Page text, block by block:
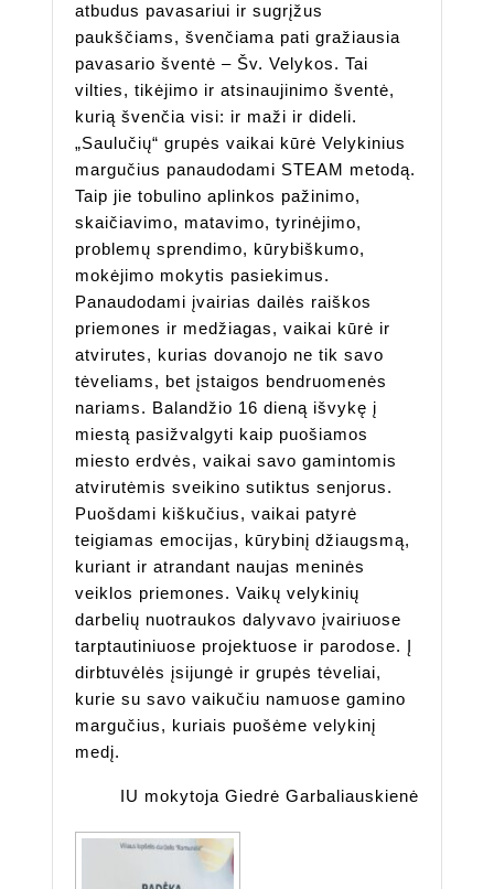
atbudus pavasariui ir sugrįžus
paukščiams, švenčiama pati gražiausia
pavasario šventė – Šv. Velykos. Tai
vilties, tikėjimo ir atsinaujinimo šventė,
kurią švenčia visi: ir maži ir dideli.
„Saulučių“ grupės vaikai kūrė Velykinius
margučius panaudodami STEAM metodą.
Taip jie tobulino aplinkos pažinimo,
skaičiavimo, matavimo, tyrinėjimo,
problemų sprendimo, kūrybiškumo,
mokėjimo mokytis pasiekimus.
Panaudodami įvairias dailės raiškos
priemones ir medžiagas, vaikai kūrė ir
atvirutes, kurias dovanojo ne tik savo
tėveliams, bet įstaigos bendruomenės
nariams. Balandžio 16 dieną išvykę į
miestą pasižvalgyti kaip puošiamos
miesto erdvės, vaikai savo gamintomis
atvirutėmis sveikino sutiktus senjorus.
Puošdami kiškučius, vaikai patyrė
teigiamas emocijas, kūrybinį džiaugsmą,
kuriant ir atrandant naujas meninės
veiklos priemones. Vaikų velykinių
darbelių nuotraukos dalyvavo įvairiuose
tarptautiniuose projektuose ir parodose. Į
dirbtuvėlės įsijungė ir grupės tėveliai,
kurie su savo vaikučiu namuose gamino
margučius, kuriais puošėme velykinį
medį.
IU mokytoja Giedrė Garbaliauskienė